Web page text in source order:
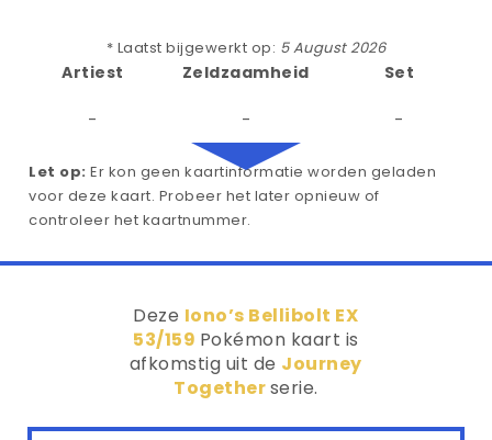
* Laatst bijgewerkt op: 5 August 2026
Artiest
-
Zeldzaamheid
-
Set
-
Let op: Er kon geen kaartinformatie worden geladen
voor deze kaart. Probeer het later opnieuw of
controleer het kaartnummer.
Deze Iono’s Bellibolt EX
53/159 Pokémon kaart is
afkomstig uit de Journey
Togetherserie.